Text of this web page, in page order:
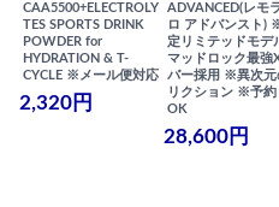
CAA5500+ELECTROLY
TES SPORTS DRINK
POWDER for
HYDRATION & T-
CYCLE ※メール便対応
2,320円
ADVANCED(レモ
ロ アドバンスト)
定リミテッドモ
マッドロック最強
バー採用 ※異次元
リクション ※予約
OK
28,600円